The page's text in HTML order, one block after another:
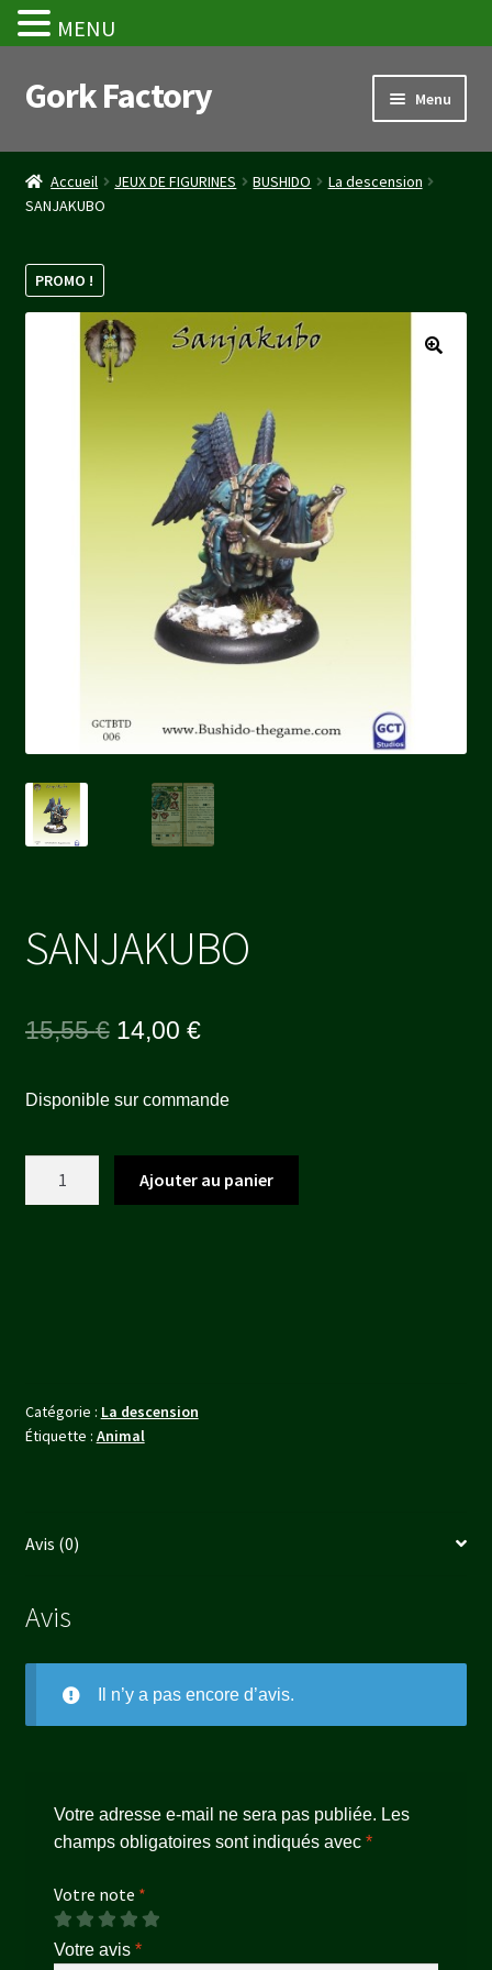
Aller
à
navigation
Aller
au
Gork Factory Menu
Accueil
CGV
Mon compte
Stripe Payment Success Page
Validation de la commande
Accueil JEUX DE FIGURINES BUSHIDO
La descension
SANJAKUBO
PROMO !
SANJAKUBO
15,55€ Le
initial
était :
15,55 €.
14,00 €Le
actuel
est :
14,00 €.
Disponible sur commande
Ajouter au panier
Catégorie : La descension
Étiquette : Animal
Avis (0)
Avis
Il n’y a pas encore d’avis.
Votre adresse e-mail ne sera pas publiée. Les
champs obligatoires sont indiqués avec *
Votre note *
Votre avis *
MENU